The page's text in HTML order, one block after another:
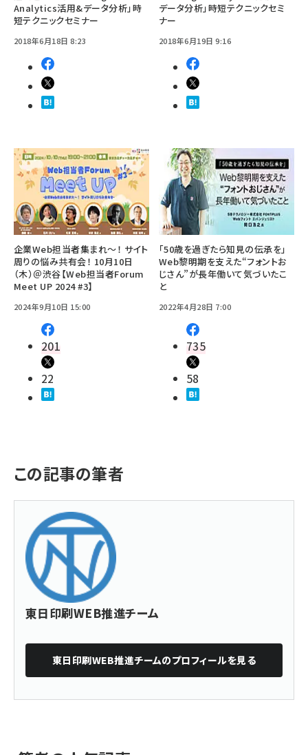
Analytics活用&データ分析」時
短テクニックセミナー
2018年6月18日 8:23
データ分析」時短テクニックセミ
ナー
2018年6月19日 9:16
企業Web担当者集まれ～！ サイト
周りの悩み共有会！ 10月10日
（木）＠渋谷【Web担当者Forum
Meet UP 2024 #3】
2024年9月10日 15:00
201
22
「50歳を過ぎたら知見の伝承を」
Web黎明期を支えた“フォントお
じさん”が長年働いて気づいたこ
と
2022年4月28日 7:00
735
58
この記事の筆者
東日印刷WEB推進チーム
東日印刷WEB推進チームのプロフィールを見る